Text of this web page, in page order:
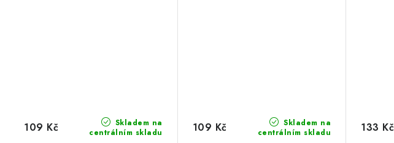
Skladem na
centrálním skladu
109 Kč
Skladem na
centrálním skladu
109 Kč 133 Kč